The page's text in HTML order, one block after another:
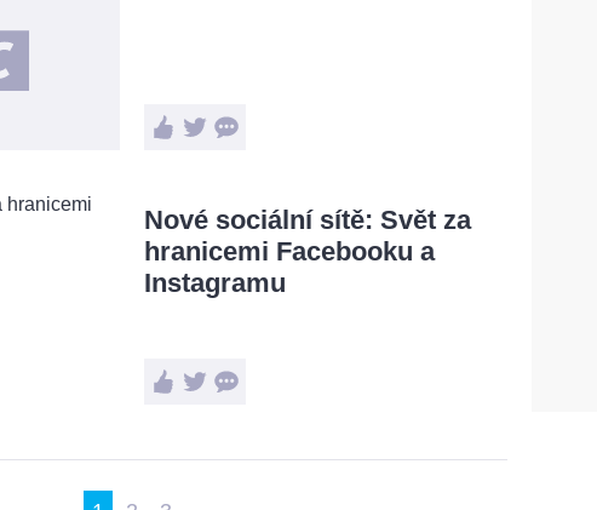
Nové sociální sítě: Svět za
hranicemi Facebooku a
Instagramu